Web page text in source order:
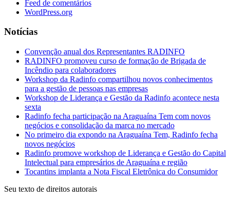
Feed de comentários
WordPress.org
Notícias
Convenção anual dos Representantes RADINFO
RADINFO promoveu curso de formação de Brigada de
Incêndio para colaboradores
Workshop da Radinfo compartilhou novos conhecimentos
para a gestão de pessoas nas empresas
Workshop de Liderança e Gestão da Radinfo acontece nesta
sexta
Radinfo fecha participação na Araguaína Tem com novos
negócios e consolidação da marca no mercado
No primeiro dia expondo na Araguaína Tem, Radinfo fecha
novos negócios
Radinfo promove workshop de Liderança e Gestão do Capital
Intelectual para empresários de Araguaína e região
Tocantins implanta a Nota Fiscal Eletrônica do Consumidor
Seu texto de direitos autorais